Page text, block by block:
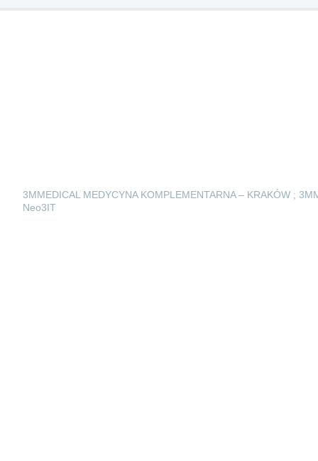
3MMEDICAL MEDYCYNA KOMPLEMENTARNA – KRAKÓW ;
Neo3IT